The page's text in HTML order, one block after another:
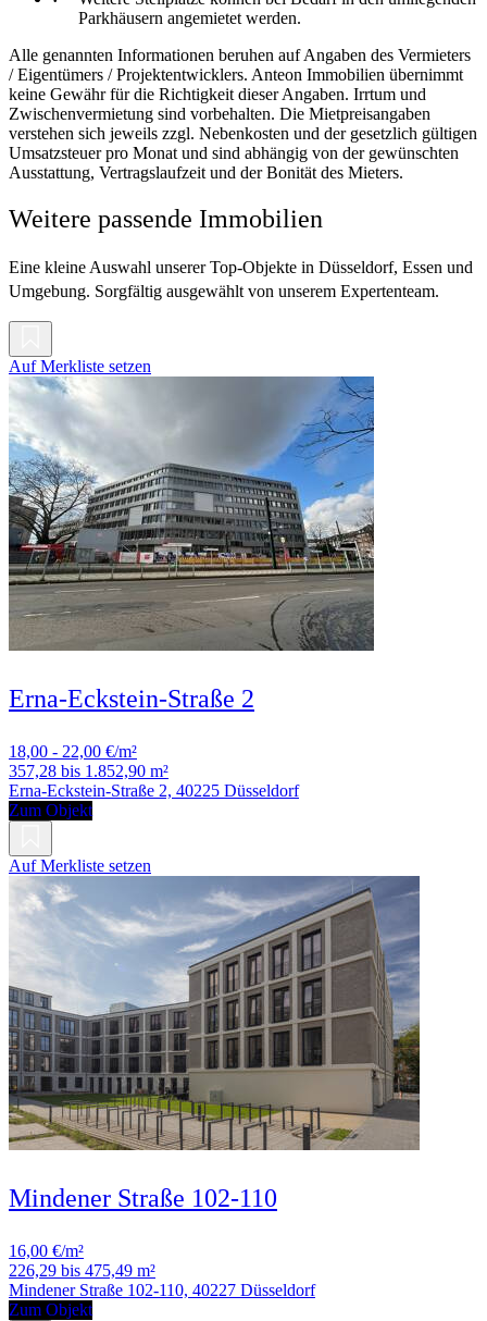
Parkhäusern angemietet werden.
Alle genannten Informationen beruhen auf Angaben des Vermieters
/ Eigentümers / Projektentwicklers. Anteon Immobilien übernimmt
keine Gewähr für die Richtigkeit dieser Angaben. Irrtum und
Zwischenvermietung sind vorbehalten. Die Mietpreisangaben
verstehen sich jeweils zzgl. Nebenkosten und der gesetzlich gültigen
Umsatzsteuer pro Monat und sind abhängig von der gewünschten
Ausstattung, Vertragslaufzeit und der Bonität des Mieters.
Weitere passende Immobilien
Eine kleine Auswahl unserer Top-Objekte in Düsseldorf, Essen und
Umgebung. Sorgfältig ausgewählt von unserem Expertenteam.
Auf Merkliste setzen
Erna-Eckstein-Straße 2
18,00 - 22,00 €/m²
357,28 bis 1.852,90 m²
Erna-Eckstein-Straße 2, 40225 Düsseldorf
Zum Objekt
Auf Merkliste setzen
Mindener Straße 102-110
16,00 €/m²
226,29 bis 475,49 m²
Mindener Straße 102-110, 40227 Düsseldorf
Zum Objekt